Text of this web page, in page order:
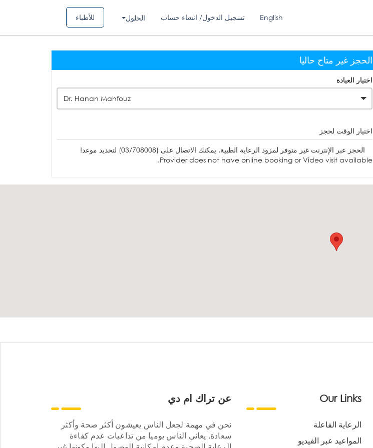
للأطباء الحلول تسجيل الدخول/ انشاء حساب English
الحجز غير متاح حاليا
اختيار العيادة
Dr. Hanan Mahfouz
اختيار الوقت لحجز
الحجز عبر الإنترنت غير متوفر لمزود الرعاية الطبية. يمكنك الاتصال على (03/708008) لتحديد موعد!
Provider does not have online booking or Video visit available.
عن تراك ام دي
نحن في مهمة لجعل الناس يعيشون أكثر صحة وأكثر
سعادة. يعاني الناس يوميا من تداعيات عدم كفاءة
Our Links
الرعاية الفاعلة
المواعيد عبر الفيديو